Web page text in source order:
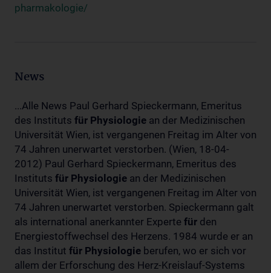
pharmakologie/
News
...Alle News Paul Gerhard Spieckermann, Emeritus
des Instituts für Physiologie an der Medizinischen
Universität Wien, ist vergangenen Freitag im Alter von
74 Jahren unerwartet verstorben. (Wien, 18-04-
2012) Paul Gerhard Spieckermann, Emeritus des
Instituts für Physiologie an der Medizinischen
Universität Wien, ist vergangenen Freitag im Alter von
74 Jahren unerwartet verstorben. Spieckermann galt
als international anerkannter Experte für den
Energiestoffwechsel des Herzens. 1984 wurde er an
das Institut für Physiologie berufen, wo er sich vor
allem der Erforschung des Herz-Kreislauf-Systems